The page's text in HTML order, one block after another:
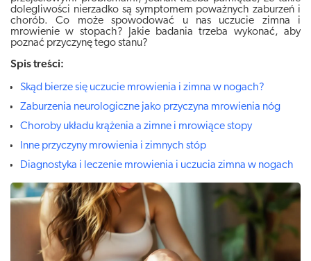
dolegliwości nierzadko są symptomem poważnych zaburzeń i
chorób. Co może spowodować u nas uczucie zimna i
mrowienie w stopach? Jakie badania trzeba wykonać, aby
poznać przyczynę tego stanu?
Spis treści:
Skąd bierze się uczucie mrowienia i zimna w nogach?
Zaburzenia neurologiczne jako przyczyna mrowienia nóg
Choroby układu krążenia a zimne i mrowiące stopy
Inne przyczyny mrowienia i zimnych stóp
Diagnostyka i leczenie mrowienia i uczucia zimna w nogach